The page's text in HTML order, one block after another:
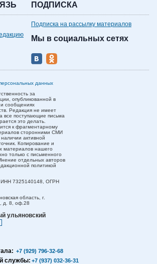
ПОДПИСКА
Подписка на рассылку материалов
Мы в социальных сетях
данных
за
опубликованной в
сообщениях
Редакция не имеет
все поступающие письма
это делать.
к фрагментарному
сторонними СМИ
активной
Копирование и
материалов нашего
только с письменного
отдельных авторов
политикой
7325140148, ОГРН
область, г.
д. 8, оф.28
ульяновский
+7 (929) 796-32-68
службы: +7 (937) 032-36-31